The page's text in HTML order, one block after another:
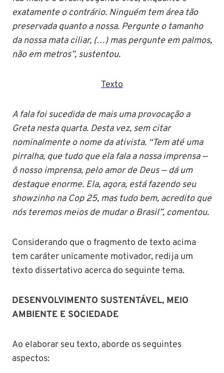
exatamente o contrário. Ninguém tem área tão
preservada quanto a nossa. Pergunte o tamanho
da nossa mata ciliar, (…) mas pergunte em palmos,
não em metros”, sustentou.
Texto
A fala foi sucedida de mais uma provocação a
Greta nesta quarta. Desta vez, sem citar
nominalmente o nome da ativista. “Tem até uma
pirralha, que tudo que ela fala a nossa imprensa —
ô nosso imprensa, pelo amor de Deus — dá um
destaque enorme. Ela, agora, está fazendo seu
showzinho na Cop 25, mas tudo bem, acredito que
nós teremos meios de mudar o Brasil”, comentou.
Considerando que o fragmento de texto acima
tem caráter unicamente motivador, redija um
texto dissertativo acerca do seguinte tema.
DESENVOLVIMENTO SUSTENTÁVEL, MEIO
AMBIENTE E SOCIEDADE
Ao elaborar seu texto, aborde os seguintes
aspectos: